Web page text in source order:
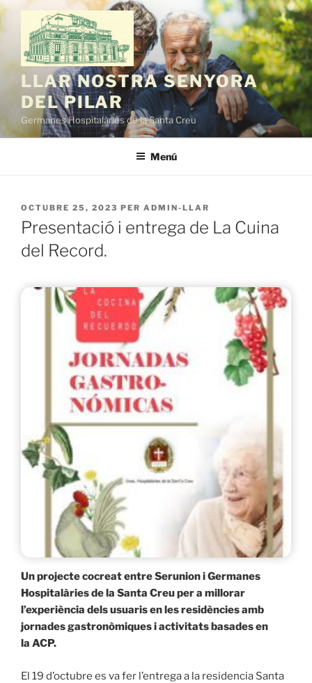
Vés
contingut
LLAR NOSTRA SENYORA
DEL PILAR
Germanes Hospitalàries de la Santa Creu
Menú
PUBLICAT
A
OCTUBRE 25, 2023 PER ADMIN-LLAR
Presentació i entrega de La Cuina
del Record.
Un projecte cocreat entre Serunion i Germanes
Hospitalàries de la Santa Creu per a millorar
l’experiència dels usuaris en les residències amb
jornades gastronòmiques i activitats basades en
la ACP.
El 19 d’octubre es va fer l’entrega a la residencia Santa